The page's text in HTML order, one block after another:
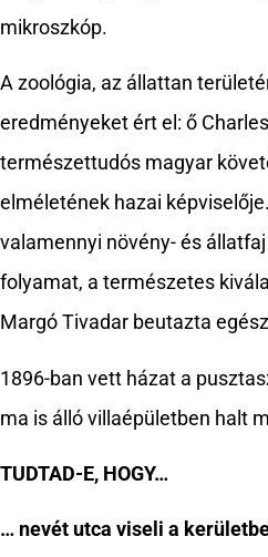
mikroszkóp.
A zoológia, az állattan
eredményeket ért el: ő
természettudós magyar
elméletének hazai
valamennyi növény- és
folyamat, a természetes
Margó Tivadar beutazta
1896-ban vett házat a
ma is álló villaépületben halt
TUDTAD-E, HOGY…
… nevét utca viseli a